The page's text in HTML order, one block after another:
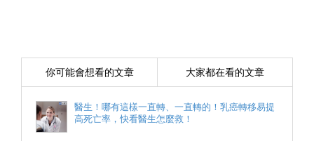
你可能會想看的文章 大家都在看的文章
醫生！哪有這樣一直轉、一直轉的！乳癌轉移易提
高死亡率，快看醫生怎麼救！